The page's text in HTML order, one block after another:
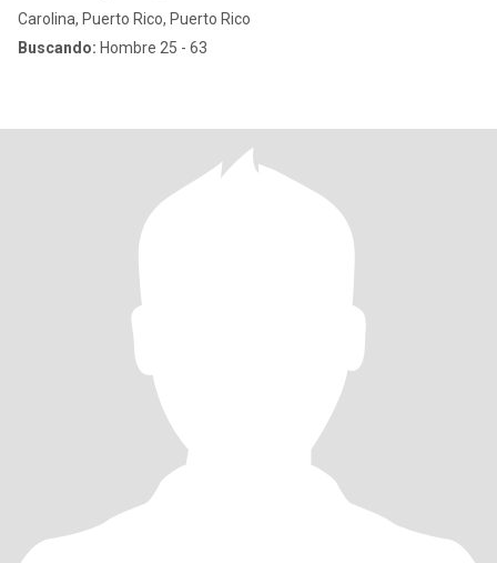
Carolina, Puerto Rico, Puerto Rico
Buscando: Hombre 25 - 63